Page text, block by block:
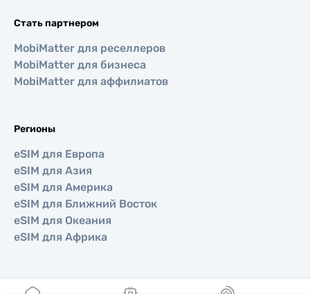
Стать партнером
MobiMatter для реселлеров
MobiMatter для бизнеса
MobiMatter для аффилиатов
Регионы
eSIM для Европа
eSIM для Азия
eSIM для Америка
eSIM для Ближний Восток
eSIM для Океания
eSIM для Африка
Страны